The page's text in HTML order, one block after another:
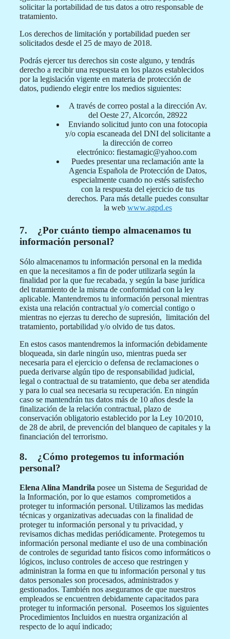
solicitar la portabilidad de tus datos a otro responsable de
tratamiento.
Los derechos de limitación y portabilidad pueden ser
solicitados desde el 25 de mayo de 2018.
Podrás ejercer tus derechos sin coste alguno, y tendrás
derecho a recibir una respuesta en los plazos establecidos
por la legislación vigente en materia de protección de
datos, pudiendo elegir entre los medios siguientes:
A través de correo postal a la dirección Av.
del Oeste 27, Alcorcón, 28922
Enviando solicitud junto con una fotocopia
y/o copia escaneada del DNI del solicitante a
la dirección de correo
electrónico: fiestamagic@yahoo.com
Puedes presentar una reclamación ante la
Agencia Española de Protección de Datos,
especialmente cuando no estés satisfecho
con la respuesta del ejercicio de tus
derechos. Para más detalle puedes consultar
la web www.agpd.es
7. ¿Por cuánto tiempo almacenamos tu
información personal?
Sólo almacenamos tu información personal en la medida
en que la necesitamos a fin de poder utilizarla según la
finalidad por la que fue recabada, y según la base jurídica
del tratamiento de la misma de conformidad con la ley
aplicable. Mantendremos tu información personal mientras
exista una relación contractual y/o comercial contigo o
mientras no ejerzas tu derecho de supresión, limitación del
tratamiento, portabilidad y/o olvido de tus datos.
En estos casos mantendremos la información debidamente
bloqueada, sin darle ningún uso, mientras pueda ser
necesaria para el ejercicio o defensa de reclamaciones o
pueda derivarse algún tipo de responsabilidad judicial,
legal o contractual de su tratamiento, que deba ser atendida
y para lo cual sea necesaria su recuperación. En ningún
caso se mantendrán tus datos más de 10 años desde la
finalización de la relación contractual, plazo de
conservación obligatorio establecido por la Ley 10/2010,
de 28 de abril, de prevención del blanqueo de capitales y la
financiación del terrorismo.
8. ¿Cómo protegemos tu información
personal?
Elena Alina Mandrila posee un Sistema de Seguridad de
la Información, por lo que estamos comprometidos a
proteger tu información personal. Utilizamos las medidas
técnicas y organizativas adecuadas con la finalidad de
proteger tu información personal y tu privacidad, y
revisamos dichas medidas periódicamente. Protegemos tu
información personal mediante el uso de una combinación
de controles de seguridad tanto físicos como informáticos o
lógicos, incluso controles de acceso que restringen y
administran la forma en que tu información personal y tus
datos personales son procesados, administrados y
gestionados. También nos aseguramos de que nuestros
empleados se encuentren debidamente capacitados para
proteger tu información personal. Poseemos los siguientes
Procedimientos Incluidos en nuestra organización al
respecto de lo aquí indicado;